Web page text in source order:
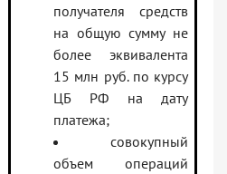
получателя средств
на общую сумму не
более эквивалента
15 млн руб. по курсу
ЦБ РФ на дату
платежа;
совокупный
объем операций